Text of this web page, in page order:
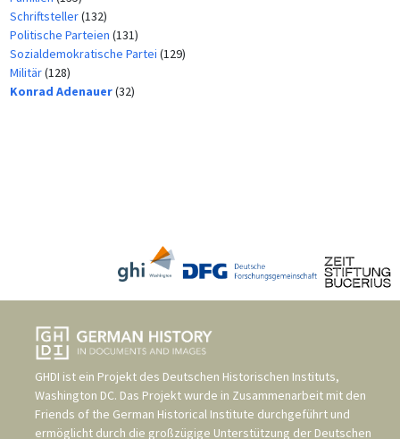
Schriftsteller(132)
Politische Parteien (131)
Sozialdemokratische Partei (129)
Militär(128)
Konrad Adenauer(32)
GHDI ist ein Projekt des Deutschen Historischen Instituts,
Washington DC. Das Projekt wurde in Zusammenarbeit mit den
Friends of the German Historical Institute durchgeführt und
ermöglicht durch die großzügige Unterstützung der Deutschen